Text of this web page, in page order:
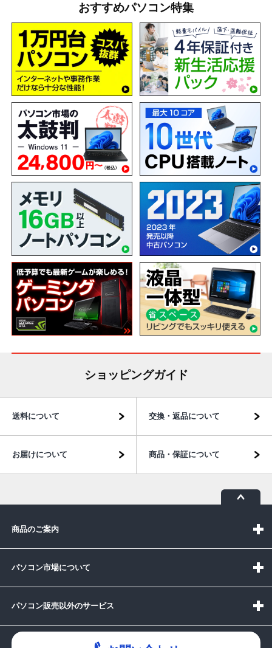
おすすめパソコン特集
ショッピングガイド
送料について 交換・返品について
お届けについて 商品・保証について
商品のご案内
パソコン市場について
パソコン販売以外のサービス